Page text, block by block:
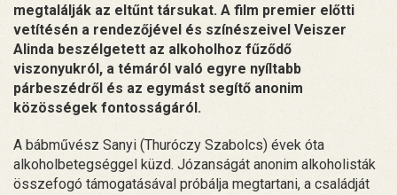
megtalálják az eltűnt társukat. A film premier előtti
vetítésén a rendezőjével és színészeivel Veiszer
Alinda beszélgetett az alkoholhoz fűződő
viszonyukról, a témáról való egyre nyíltabb
párbeszédről és az egymást segítő anonim
közösségek fontosságáról.
A bábművész Sanyi (Thuróczy Szabolcs) évek óta
alkoholbetegséggel küzd. Józanságát anonim alkoholisták
összefogó támogatásával próbálja megtartani, a családját